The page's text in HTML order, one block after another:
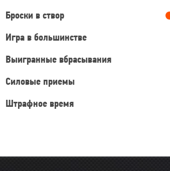
Броски в створ
Игра в большинстве
Выигранные вбрасывания
Силовые приемы
Штрафное время